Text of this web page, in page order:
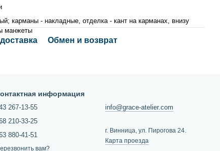
карманы - накладные, отделка - кант на карманах, внизу
манжеты
Обмен и возврат
информация
267-13-55
210-33-25
880-41-51
вам?
info@grace-atelier.com
г. Винница, ул. Пирогова 24.
Карта проезда